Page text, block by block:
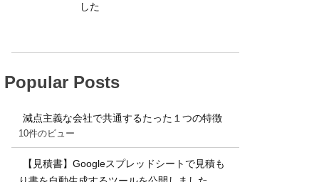
した
Popular Posts
減点主義な会社で共通するたった１つの特徴
10件のビュー
【見積書】Googleスプレッドシートで見積も